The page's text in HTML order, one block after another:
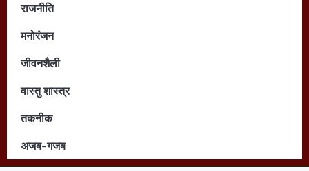
राजनीति
मनोरंजन
जीवनशैली
वास्तु शास्त्र
तकनीक
अजब-गजब